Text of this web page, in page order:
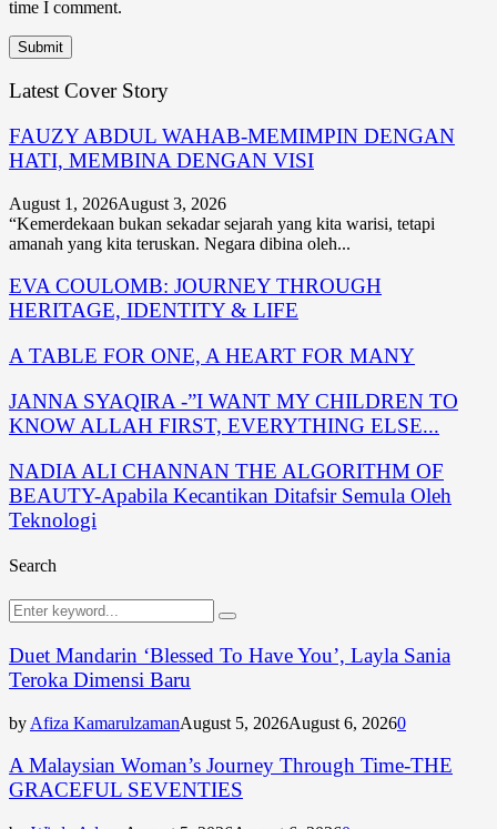
time I comment.
Latest Cover Story
FAUZY ABDUL WAHAB-MEMIMPIN DENGAN
HATI, MEMBINA DENGAN VISI
August 1, 2026August 3, 2026
“Kemerdekaan bukan sekadar sejarah yang kita warisi, tetapi
amanah yang kita teruskan. Negara dibina oleh...
EVA COULOMB: JOURNEY THROUGH
HERITAGE, IDENTITY & LIFE
A TABLE FOR ONE, A HEART FOR MANY
JANNA SYAQIRA -”I WANT MY CHILDREN TO
KNOW ALLAH FIRST, EVERYTHING ELSE...
NADIA ALI CHANNAN THE ALGORITHM OF
BEAUTY-Apabila Kecantikan Ditafsir Semula Oleh
Teknologi
Search
Search
for:
Search
Duet Mandarin ‘Blessed To Have You’, Layla Sania
Teroka Dimensi Baru
by Afiza KamarulzamanAugust 5, 2026August 6, 20260
A Malaysian Woman’s Journey Through Time-THE
GRACEFUL SEVENTIES